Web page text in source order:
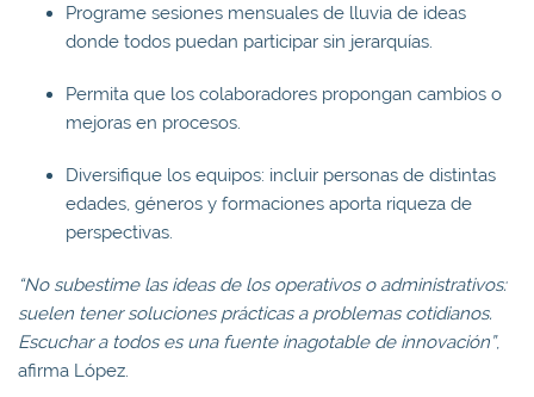
Programe sesiones mensuales de lluvia de ideas
donde todos puedan participar sin jerarquías.
Permita que los colaboradores propongan cambios o
mejoras en procesos.
Diversifique los equipos: incluir personas de distintas
edades, géneros y formaciones aporta riqueza de
perspectivas.
“No subestime las ideas de los operativos o administrativos:
suelen tener soluciones prácticas a problemas cotidianos.
Escuchar a todos es una fuente inagotable de innovación”,
afirma López.